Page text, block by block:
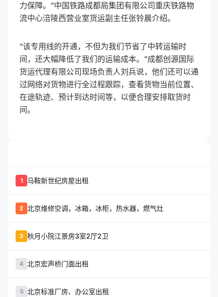
力保障。”中国铁路成都局集团有限公司重庆铁路物
流中心涪陵西营业室货运副主任张铃晨介绍。
“该专用线的开通，不但为我们节省了中转运输时
间，还大幅降低了我们的运输成本。”成都创源国际
货运代理有限公司现场负责人刘兵说，他们还可以通
过网络对货物进行全过程跟踪，查看货物当前位置、
在途轨迹、预计到达时间等，以便合理安排取货时
间。
1 马鞍新世纪房屋出租
2 北京维修空调，冰箱，冰柜，热水器，燃气灶
3 秋月小院江景房3室2厅2卫
4 北京宏声桥门面出租
5 北京标准厂房、办公室出租